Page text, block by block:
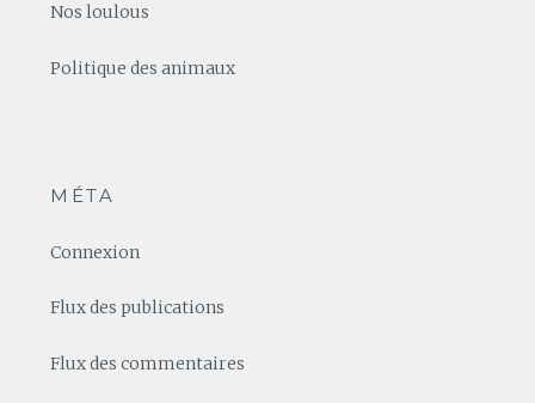
Nos loulous
Politique des animaux
MÉTA
Connexion
Flux des publications
Flux des commentaires